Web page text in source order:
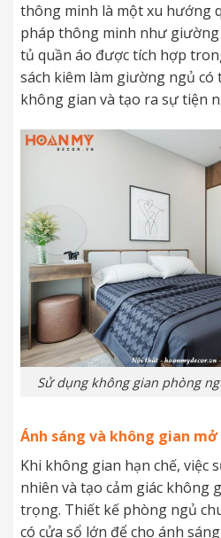
thông minh là một xu hướng
pháp thông minh như
tủ quần áo được tích hợp
sách kiêm làm giường ngủ
không gian và tạo ra sự tiện
Sử dụng không gian phòng
Ánh sáng và không gian mở
Khi không gian hạn chế, việc
nhiên và tạo cảm giác không
trọng. Thiết kế phòng ngủ
có cửa sổ lớn để cho ánh